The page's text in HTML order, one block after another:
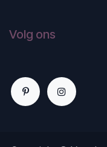
Volg ons